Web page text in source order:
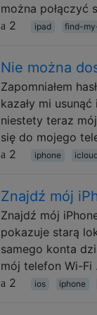
można
2
ipad find-
Nie można
Zapomniałem
kazały mi
niestety teraz
się do mojego
2
iphone
Znajdź mój
Znajdź mój
pokazuje starą
samego konta
mój telefon Wi-Fi
2
ios iphone